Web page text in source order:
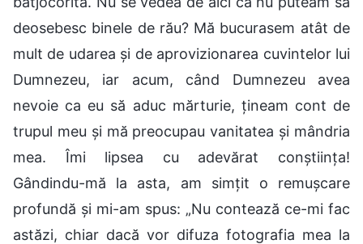
deosebesc binele de rău? Mă bucurasem atât de
mult de udarea și de aprovizionarea cuvintelor lui
Dumnezeu, iar acum, când Dumnezeu avea
nevoie ca eu să aduc mărturie, țineam cont de
trupul meu și mă preocupau vanitatea și mândria
mea. Îmi lipsea cu adevărat conștiința!
Gândindu-mă la asta, am simțit o remușcare
profundă și mi-am spus: „Nu contează ce-mi fac
astăzi, chiar dacă vor difuza fotografia mea la